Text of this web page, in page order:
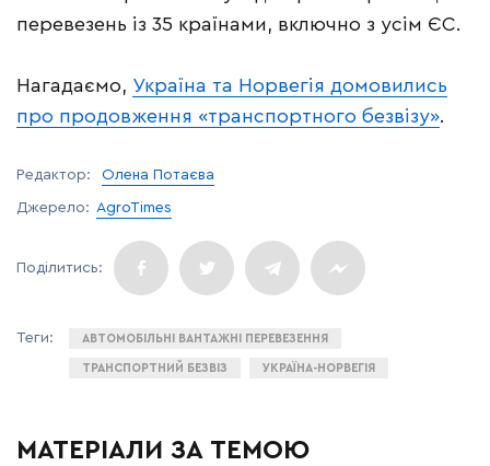
перевезень із 35 країнами, включно з усім ЄС.
Нагадаємо, Україна та Норвегія домовились
про продовження «транспортного безвізу».
Редактор: Олена Потаєва
Джерело: AgroTimes
АВТОМОБІЛЬНІ ВАНТАЖНІ ПЕРЕВЕЗЕННЯ
ТРАНСПОРТНИЙ БЕЗВІЗ УКРАЇНА-НОРВЕГІЯ
МАТЕРІАЛИ ЗА ТЕМОЮ